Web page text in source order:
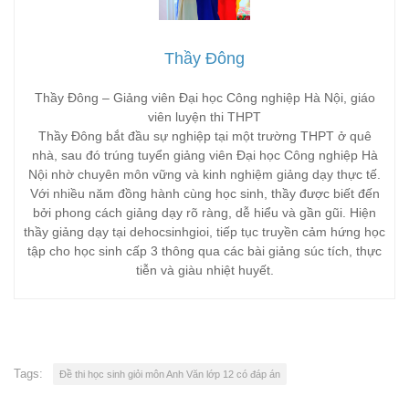
Thầy Đông
Thầy Đông – Giảng viên Đại học Công nghiệp Hà Nội, giáo
viên luyện thi THPT
Thầy Đông bắt đầu sự nghiệp tại một trường THPT ở quê
nhà, sau đó trúng tuyển giảng viên Đại học Công nghiệp Hà
Nội nhờ chuyên môn vững và kinh nghiệm giảng dạy thực tế.
Với nhiều năm đồng hành cùng học sinh, thầy được biết đến
bởi phong cách giảng dạy rõ ràng, dễ hiểu và gần gũi. Hiện
thầy giảng dạy tại dehocsinhgioi, tiếp tục truyền cảm hứng học
tập cho học sinh cấp 3 thông qua các bài giảng súc tích, thực
tiễn và giàu nhiệt huyết.
Tags: Đề thi học sinh giỏi môn Anh Văn lớp 12 có đáp án